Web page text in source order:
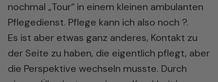
nochmal „Tour“ in einem kleinen ambulanten
Pflegedienst. Pflege kann ich also noch ?.
Es ist aber etwas ganz anderes, Kontakt zu
der Seite zu haben, die eigentlich pflegt, aber
die Perspektive wechseln musste. Durch